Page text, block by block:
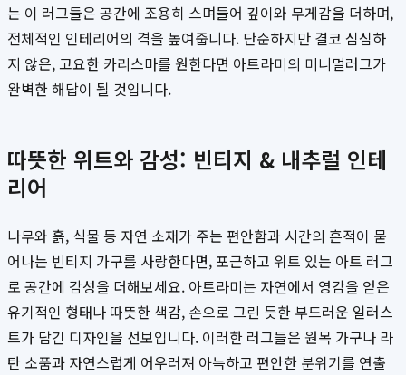
는 이 러그들은 공간에 조용히 스며들어 깊이와 무게감을 더하며,
전체적인 인테리어의 격을 높여줍니다. 단순하지만 결코 심심하
지 않은, 고요한 카리스마를 원한다면 아트라미의 미니멀러그가
완벽한 해답이 될 것입니다.
따뜻한 위트와 감성: 빈티지 & 내추럴 인테
리어
나무와 흙, 식물 등 자연 소재가 주는 편안함과 시간의 흔적이 묻
어나는 빈티지 가구를 사랑한다면, 포근하고 위트 있는 아트 러그
로 공간에 감성을 더해보세요. 아트라미는 자연에서 영감을 얻은
유기적인 형태나 따뜻한 색감, 손으로 그린 듯한 부드러운 일러스
트가 담긴 디자인을 선보입니다. 이러한 러그들은 원목 가구나 라
탄 소품과 자연스럽게 어우러져 아늑하고 편안한 분위기를 연출